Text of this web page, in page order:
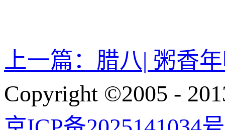
上一篇： 腊八| 粥香
Copyright ©2005 -